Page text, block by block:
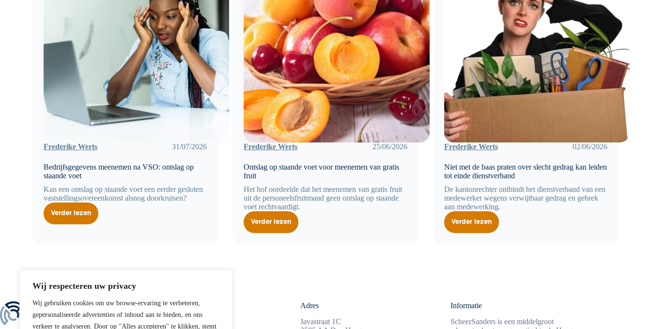
Wij respecteren uw privacy
Wij gebruiken cookies om uw browse-ervaring te verbeteren,
gepersonaliseerde advertenties of inhoud aan te bieden, en ons
verkeer te analyseren. Door op "Alles accepteren" te klikken, stemt
Frederike Werts 31/07/2026
Bedrijfsgegevens meenemen na VSO: ontslag op
staande voet
Kan een ontslag op staande voet een eerder gesloten
vaststellingsovereenkomst alsnog doorkruisen?
Verder lezenBedrijfsgegevens
meenemen
Frederike Werts 25/06/2026
Ontslag op staande voet voor meenemen van gratis
fruit
Het hof oordeelde dat het meenemen van gratis fruit
uit de personeelsfruitmand geen ontslag op staande
voet rechtvaardigt.
Verder lezen
Ontslag
Frederike Werts 02/06/2026
Niet met de baas praten over slecht gedrag kan leiden
tot einde dienstverband
De kantonrechter ontbindt het dienstverband van een
medewerker wegens verwijtbaar gedrag en gebrek
aan medewerking.
Verder lezen
Niet
Direct contact
Adres
Javastraat 1C
Informatie
ScheerSanders is een middelgroot